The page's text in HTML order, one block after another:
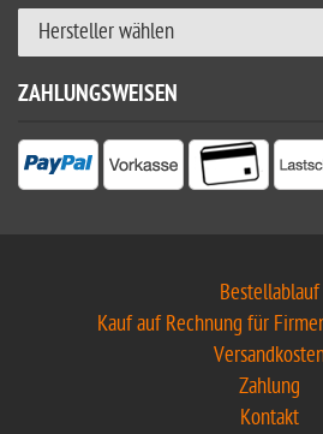
Hersteller wählen
ZAHLUNGSWEISEN
Bestellablauf
Kauf auf Rechnung für
Zahlung
Kontakt